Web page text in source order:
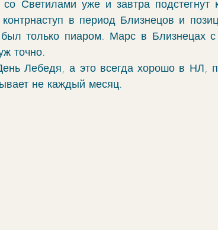
Светилами уже и завтра подстегнут
в период Близнецов и
только пиаром. Марс в Близнецах
точно.
Лебедя, а это всегда хорошо в НЛ,
не каждый месяц.